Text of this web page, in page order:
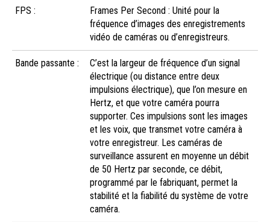
FPS :
Frames Per Second : Unité pour la
fréquence d’images des enregistrements
vidéo de caméras ou d’enregistreurs.
Bande passante :
C’est la largeur de fréquence d’un signal
électrique (ou distance entre deux
impulsions électrique), que l’on mesure en
Hertz, et que votre caméra pourra
supporter. Ces impulsions sont les images
et les voix, que transmet votre caméra à
votre enregistreur. Les caméras de
surveillance assurent en moyenne un débit
de 50 Hertz par seconde, ce débit,
programmé par le fabriquant, permet la
stabilité et la fiabilité du système de votre
caméra.